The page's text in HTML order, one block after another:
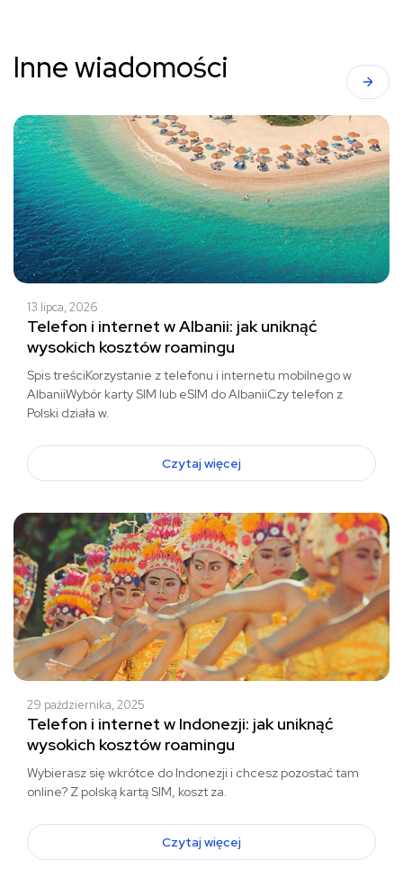
Inne wiadomości
13 lipca, 2026
Telefon i internet w Albanii: jak uniknąć
wysokich kosztów roamingu
Spis treściKorzystanie z telefonu i internetu mobilnego w
AlbaniiWybór karty SIM lub eSIM do AlbaniiCzy telefon z
Polski działa w.
Czytaj więcej
29 października, 2025
Telefon i internet w Indonezji: jak uniknąć
wysokich kosztów roamingu
Wybierasz się wkrótce do Indonezji i chcesz pozostać tam
online? Z polską kartą SIM, koszt za.
Czytaj więcej